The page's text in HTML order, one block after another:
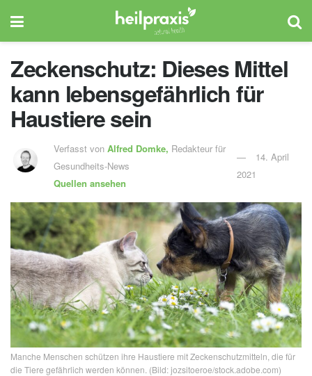
Zeckenschutz: Dieses Mittel
kann lebensgefährlich für
Haustiere sein
Verfasst vonAlfred Domke, Redakteur für
Gesundheits-News
Quellen ansehen
14. April
2021
Manche Menschen schützen ihre Haustiere mit Zeckenschutzmitteln, die für
die Tiere gefährlich werden können. (Bild: jozsitoeroe/stock.adobe.com)